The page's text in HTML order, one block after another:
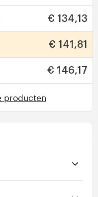
€ 134,13
€ 141,81
€ 146,17
producten